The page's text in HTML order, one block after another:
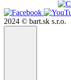
2024 © bart.sk s.r.o.